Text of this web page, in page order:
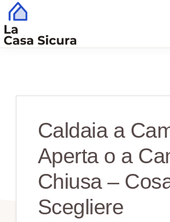
Skip
to
main
Skip
to
primary
che
Caldaia a
Aperta o a
Chiusa​ –
Scegliere